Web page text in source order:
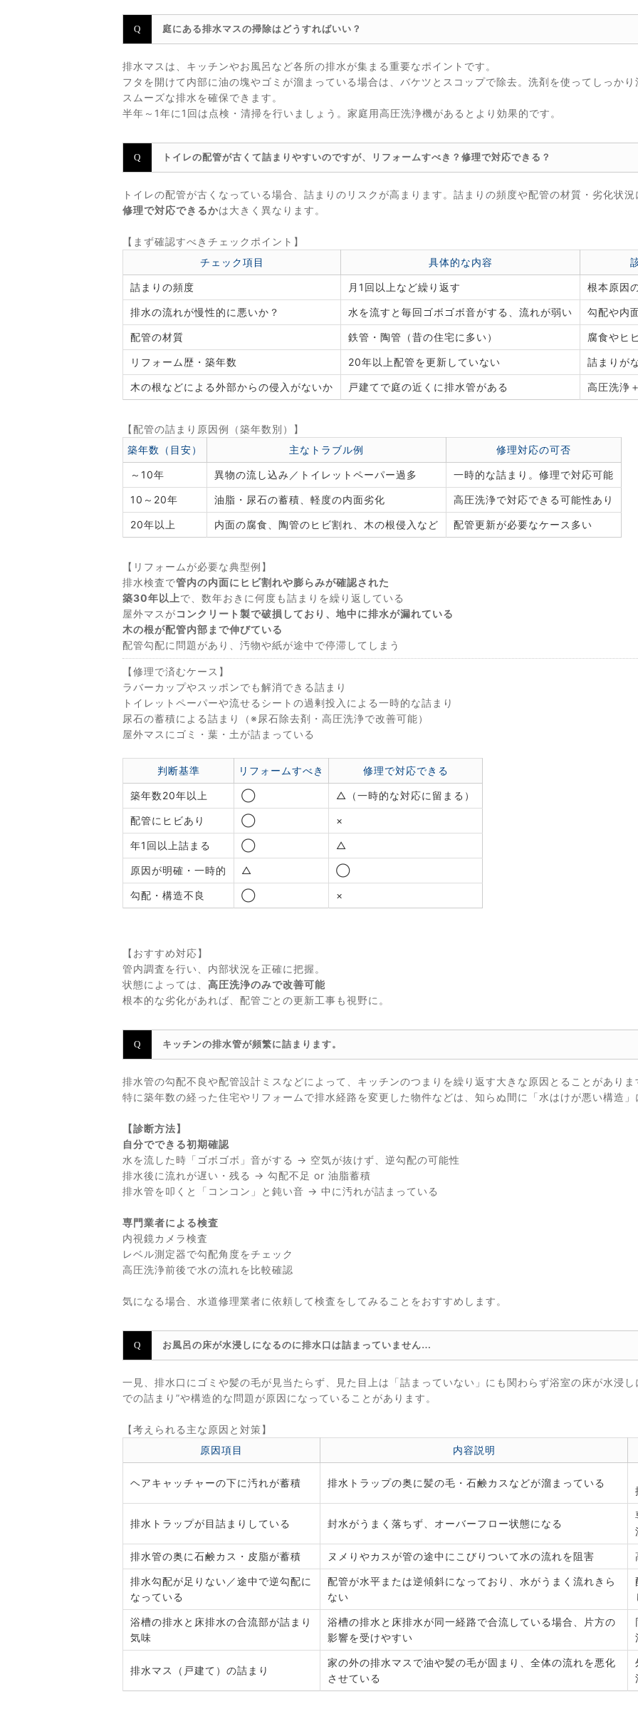
庭にある排水マスの掃除はどうすればいい？
排水マスは、キッチンやお風呂など各所の排水が集まる重要なポイントです。
フタを開けて内部に油の塊やゴミが溜まっている場合は、バケツとスコップで除去。洗剤を使ってしっか
スムーズな排水を確保できます。
半年～1年に1回は点検・清掃を行いましょう。家庭用高圧洗浄機があるとより効果的です。
トイレの配管が古くて詰まりやすいのですが、リフォームすべき？修理で対応できる？
トイレの配管が古くなっている場合、詰まりのリスクが高まります。詰まりの頻度や配管の材質・劣化状
修理で対応できるかは大きく異なります。
【まず確認すべきチェックポイント】
チェック項目
具体的な内容
詰まりの頻度 月1回以上など繰り返す 根本原因
排水の流れが慢性的に悪いか？ 水を流すと毎回ゴボゴボ音がする、流れが弱い 勾配や内
配管の材質 鉄管・陶管（昔の住宅に多い） 腐食やヒ
リフォーム歴・築年数 20年以上配管を更新していない 詰まりが
木の根などによる外部からの侵入がないか 戸建てで庭の近くに排水管がある 高圧洗浄
【配管の詰まり原因例（築年数別）】
築年数（目安）
主なトラブル例 修理対応の可否
～10年 異物の流し込み／トイレットペーパー過多 一時的な詰まり。修理で対応可能
10～20年 油脂・尿石の蓄積、軽度の内面劣化 高圧洗浄で対応できる可能性あり
20年以上 内面の腐食、陶管のヒビ割れ、木の根侵入など 配管更新が必要なケース多い
【リフォームが必要な典型例】
排水検査で管内の内面にヒビ割れや膨らみが確認された
築30年以上で、数年おきに何度も詰まりを繰り返している
屋外マスがコンクリート製で破損しており、地中に排水が漏れている
木の根が配管内部まで伸びている
配管勾配に問題があり、汚物や紙が途中で停滞してしまう
【修理で済むケース】
ラバーカップやスッポンでも解消できる詰まり
トイレットペーパーや流せるシートの過剰投入による一時的な詰まり
尿石の蓄積による詰まり（※尿石除去剤・高圧洗浄で改善可能）
屋外マスにゴミ・葉・土が詰まっている
判断基準 リフォームすべき 修理で対応できる
築年数20年以上 ◯ △（一時的な対応に留まる）
配管にヒビあり ◯ ×
年1回以上詰まる ◯ △
原因が明確・一時的 △ ◯
勾配・構造不良 ◯ ×
【おすすめ対応】
管内調査を行い、内部状況を正確に把握。
状態によっては、 高圧洗浄のみで改善可能
根本的な劣化があれば、配管ごとの更新工事も視野に。
キッチンの排水管が頻繁に詰まります。
排水管の勾配不良や配管設計ミスなどによって、キッチンのつまりを繰り返す大きな原因とることがありま
特に築年数の経った住宅やリフォームで排水経路を変更した物件などは、知らぬ間に「水はけが悪い構造
【診断方法】
自分でできる初期確認
水を流した時「ゴボゴボ」音がする → 空気が抜けず、逆勾配の可能性
排水後に流れが遅い・残る → 勾配不足 or 油脂蓄積
排水管を叩くと「コンコン」と鈍い音 → 中に汚れが詰まっている
専門業者による検査
内視鏡カメラ検査
レベル測定器で勾配角度をチェック
高圧洗浄前後で水の流れを比較確認
気になる場合、水道修理業者に依頼して検査をしてみることをおすすめします。
お風呂の床が水浸しになるのに排水口は詰まっていません…
一見、排水口にゴミや髪の毛が見当たらず、見た目上は「詰まっていない」にも関わらず浴室の床が水浸
での詰まり”や構造的な問題が原因になっていることがあります。
【考えられる主な原因と対策】
原因項目
内容説明
ヘアキャッチャーの下に汚れが蓄積 排水トラップの奥に髪の毛・石鹸カスなどが溜まっている
排水トラップが目詰まりしている 封水がうまく落ちず、オーバーフロー状態になる
排水管の奥に石鹸カス・皮脂が蓄積 ヌメりやカスが管の途中にこびりついて水の流れを阻害
排水勾配が足りない／途中で逆勾配に
なっている
配管が水平または逆傾斜になっており、水がうまく流れきら
ない
浴槽の排水と床排水の合流部が詰まり
気味
浴槽の排水と床排水が同一経路で合流している場合、片方の
影響を受けやすい
排水マス（戸建て）の詰まり
家の外の排水マスで油や髪の毛が固まり、全体の流れを悪化
させている